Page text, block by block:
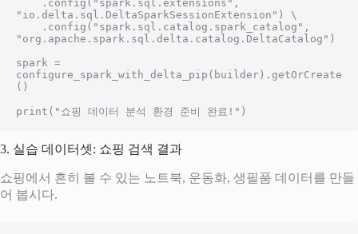
"io.delta.sql.DeltaSparkSessionExtension") \
"org.apache.spark.sql.delta.catalog.DeltaCatalog")
spark =
configure_spark_with_delta_pip(builder).getOrCreate
()
print("쇼핑 데이터 분석 환경 준비 완료!")
3. 실습 데이터셋: 쇼핑 검색 결과
쇼핑에서 흔히 볼 수 있는 노트북, 운동화, 생필품 데이터를 만들
어 봅시다.